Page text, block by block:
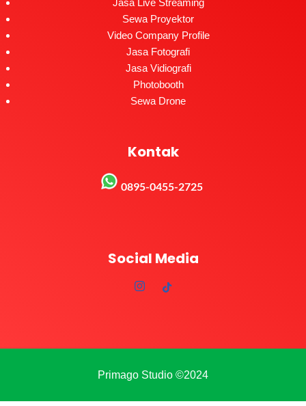
Jasa Live Streaming
Sewa Proyektor
Video Company Profile
Jasa Fotografi
Jasa Vidiografi
Photobooth
Sewa Drone
Kontak
0895-0455-2725
Social Media
Primago Studio ©2024